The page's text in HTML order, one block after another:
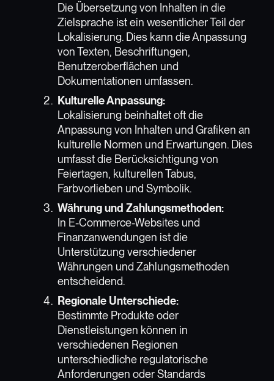
Die Übersetzung von Inhalten in die
Zielsprache ist ein wesentlicher Teil der
Lokalisierung. Dies kann die Anpassung
von Texten, Beschriftungen,
Benutzeroberflächen und
Dokumentationen umfassen.
Kulturelle Anpassung:
Lokalisierung beinhaltet oft die
Anpassung von Inhalten und Grafiken an
kulturelle Normen und Erwartungen. Dies
umfasst die Berücksichtigung von
Feiertagen, kulturellen Tabus,
Farbvorlieben und Symbolik.
Währung und Zahlungsmethoden:
In E-Commerce-Websites und
Finanzanwendungen ist die
Unterstützung verschiedener
Währungen und Zahlungsmethoden
entscheidend.
Regionale Unterschiede:
Bestimmte Produkte oder
Dienstleistungen können in
verschiedenen Regionen
unterschiedliche regulatorische
Anforderungen oder Standards